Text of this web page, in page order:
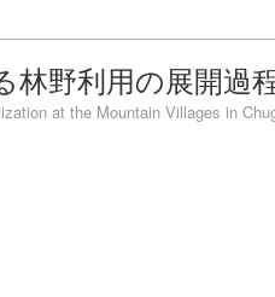
林野利用の展開過
at the Mountain Villages in